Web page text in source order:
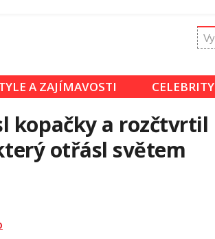
A ZAJÍMAVOSTI CELEBRITY
kopačky a rozčtvrtil
otřásl světem